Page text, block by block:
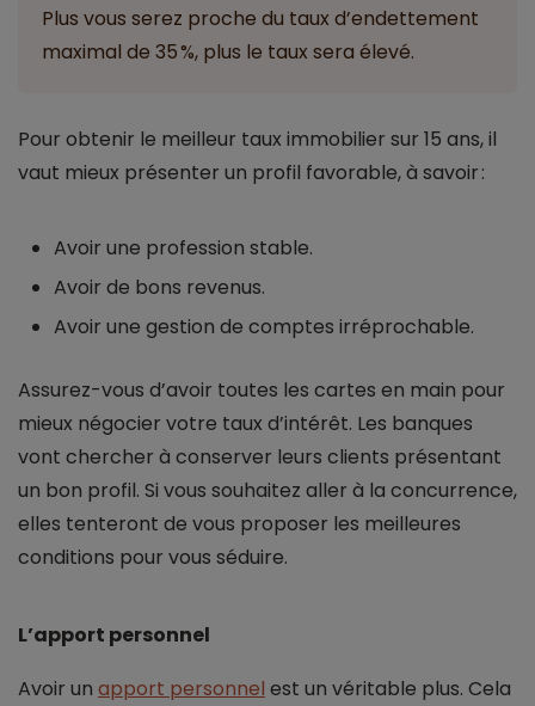
Plus vous serez proche du taux d’endettement
maximal de 35 %, plus le taux sera élevé.
Pour obtenir le meilleur taux immobilier sur 15 ans, il
vaut mieux présenter un profil favorable, à savoir :
Avoir une profession stable.
Avoir de bons revenus.
Avoir une gestion de comptes irréprochable.
Assurez-vous d’avoir toutes les cartes en main pour
mieux négocier votre taux d’intérêt. Les banques
vont chercher à conserver leurs clients présentant
un bon profil. Si vous souhaitez aller à la concurrence,
elles tenteront de vous proposer les meilleures
conditions pour vous séduire.
L’apport personnel
Avoir un apport personnel est un véritable plus. Cela